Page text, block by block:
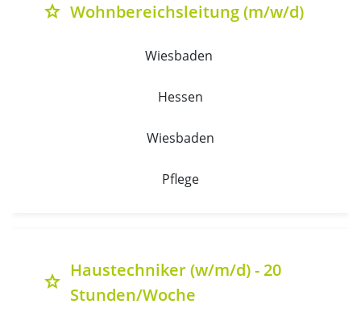
grade Wohnbereichsleitung (m/w/d)
Wiesbaden
Hessen
Wiesbaden
Pflege
grade
Haustechniker (w/m/d) - 20
Stunden/Woche